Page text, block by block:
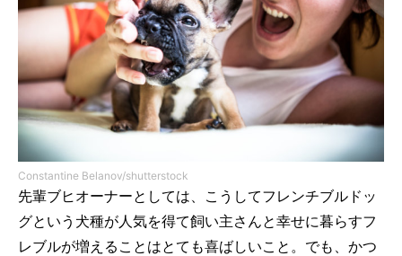
Constantine Belanov/shutterstock
先輩ブヒオーナーとしては、こうしてフレンチブルドッ
グという犬種が人気を得て飼い主さんと幸せに暮らすフ
レブルが増えることはとても喜ばしいこと。でも、かつ